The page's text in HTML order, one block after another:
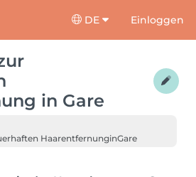
DE Einloggen
in Gare
HaarentfernunginGare